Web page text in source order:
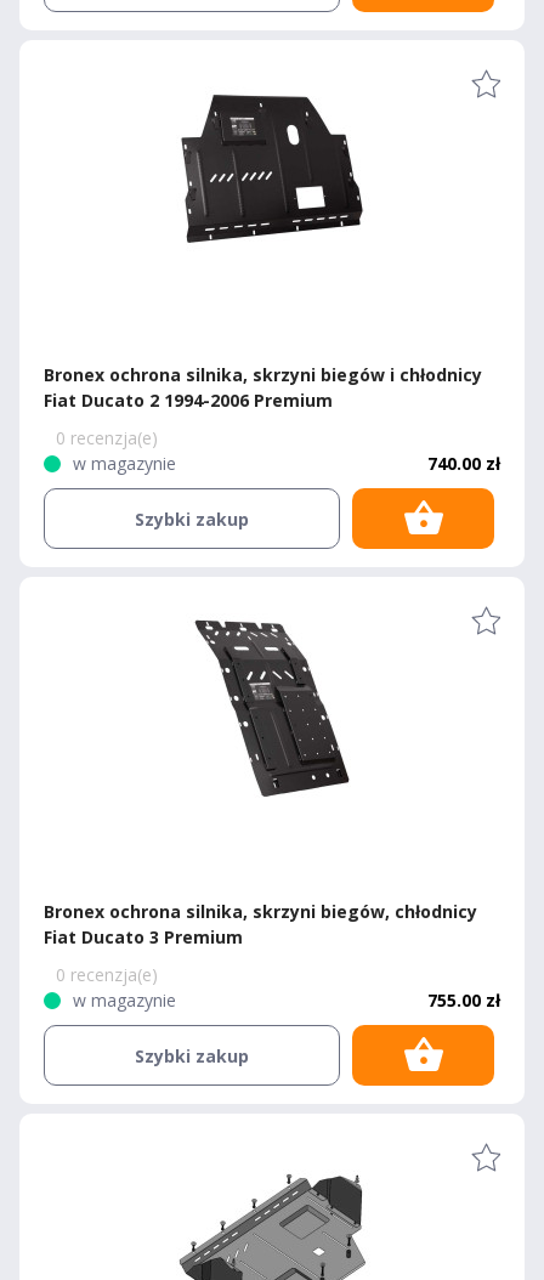
Bronex ochrona silnika, skrzyni biegów i chłodnicy
Fiat Ducato 2 1994-2006 Premium
0 recenzja(e)
w magazynie
740.00 zł
Szybki zakup
Bronex ochrona silnika, skrzyni biegów, chłodnicy
Fiat Ducato 3 Premium
0 recenzja(e)
w magazynie
755.00 zł
Szybki zakup